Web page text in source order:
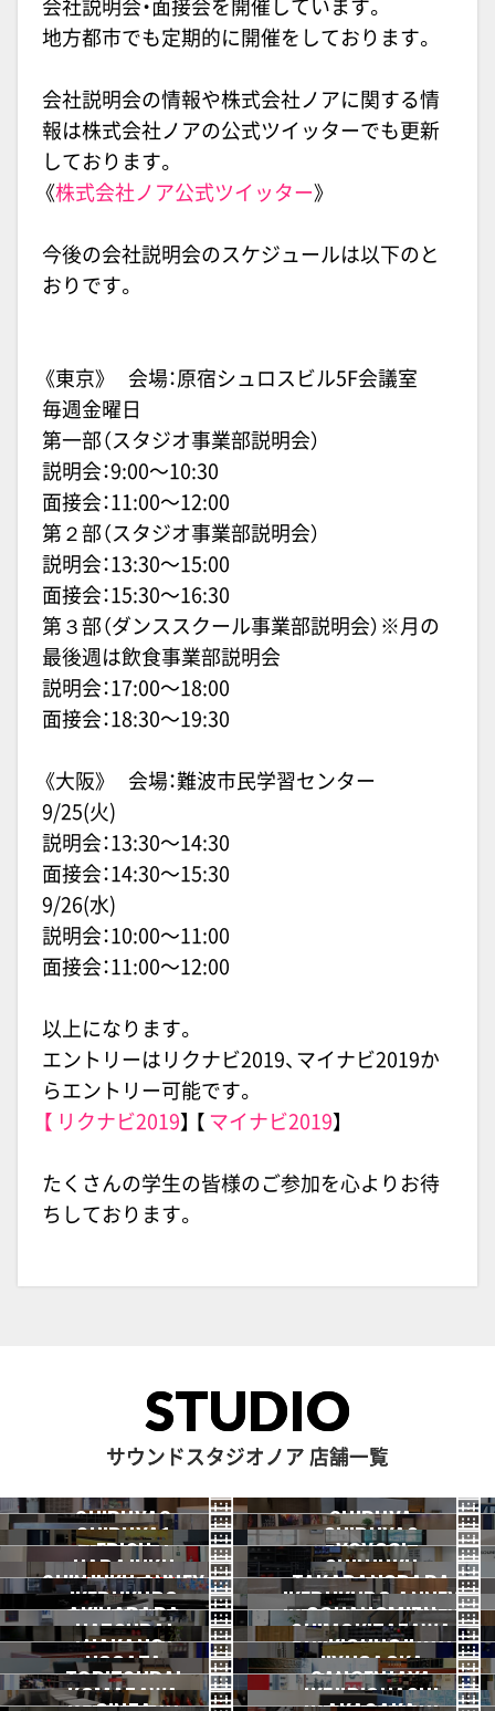
会社説明会・面接会を開催しています。
地方都市でも定期的に開催をしております。
会社説明会の情報や株式会社ノアに関する情
報は株式会社ノアの公式ツイッターでも更新
しております。
《株式会社ノア公式ツイッター》
今後の会社説明会のスケジュールは以下のと
おりです。
《東京》 会場：原宿シュロスビル5F会議室
毎週金曜日
第一部（スタジオ事業部説明会）
説明会：9:00〜10:30
面接会：11:00〜12:00
第２部（スタジオ事業部説明会）
説明会：13:30〜15:00
面接会：15:30〜16:30
第３部（ダンススクール事業部説明会）※月の
最後週は飲食事業部説明会
説明会：17:00〜18:00
面接会：18:30〜19:30
《大阪》 会場：難波市民学習センター
9/25(火)
説明会：13:30〜14:30
面接会：14:30〜15:30
9/26(水)
説明会：10:00〜11:00
面接会：11:00〜12:00
以上になります。
エントリーはリクナビ2019、マイナビ2019か
らエントリー可能です。
【 リクナビ2019】 【マイナビ2019】
たくさんの学生の皆様のご参加を心よりお待
ちしております。
STUDIO
サウンドスタジオノア 店舗一覧
SHIBUYA3
渋谷3号
2026.07 OPEN
SHIBUYA
渋谷本店
SHIBUYA1
渋谷1号
SHIBUYA2
渋谷2号
EBISU
恵比寿
YOYOGI
代々木
HARAJUKU
原宿
SHINJUKU
新宿
SHINJUKU ANNEX
新宿ANNEX
TAKADANOBABA
高田馬場
IKEBUKURO
池袋
IKEBUKURO ANNEX
池袋ANNEX
AKIHABARA
秋葉原
OCHANOMIZU
御茶ノ水
HATSUDAI
初台
SHIMOKITAZAWA
下北沢
NAKANO
中野
KICHIJOJI
吉祥寺
NOGATA
野方
JIYUGAOKA
自由が丘
TORITSUDAI SANGENJAYA
KOMAZAWA IKEJIRIOHASHI